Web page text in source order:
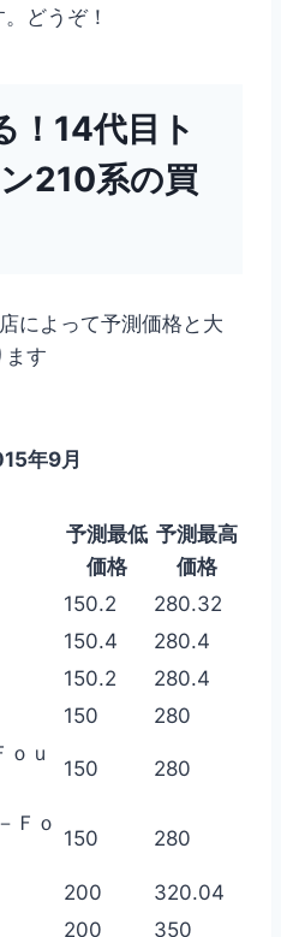
どうぞ！
！14代目ト
210系の買
によって予測価格と大
ます
年9月
予測最低
価格
予測最高
価格
150.2
280.32
150.4
280.4
150.2
280.4
150
280
ｏｕ
150 280
Ｆｏ
150 280
200
320.04
200
350